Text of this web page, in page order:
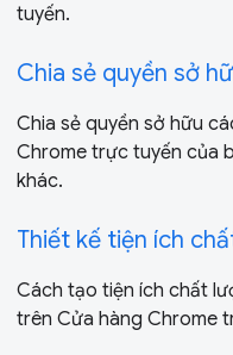
tuyến.
Chia sẻ quyền sở
Chia sẻ quyền sở hữu
Chrome trực tuyến của
khác.
Thiết kế tiện ích
Cách tạo tiện ích chất
trên Cửa hàng Chrome